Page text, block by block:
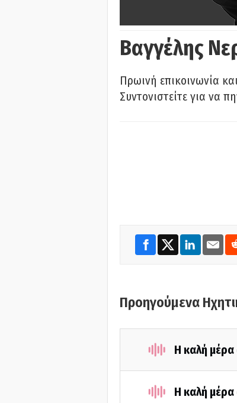
Βαγγέλης
Πρωινή επικοινωνία
Συντονιστείτε για να
Προηγούμενα
Η καλή
Η καλή